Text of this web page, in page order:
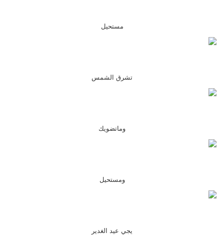
مستحيل
تشرق الشمس
وماتضويك
ومستحيل
يجي عيد الغدير